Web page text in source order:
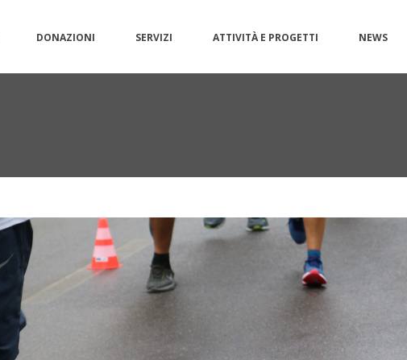
DONAZIONI SERVIZI ATTIVITÀ E PROGETTI NEWS